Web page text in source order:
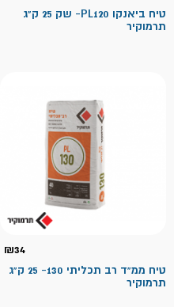
טיח ביאנקו PL120- שק 25 ק"ג
תרמוקיר
₪34
טיח ממ"ד רב תכליתי 130- 25 ק"ג
תרמוקיר